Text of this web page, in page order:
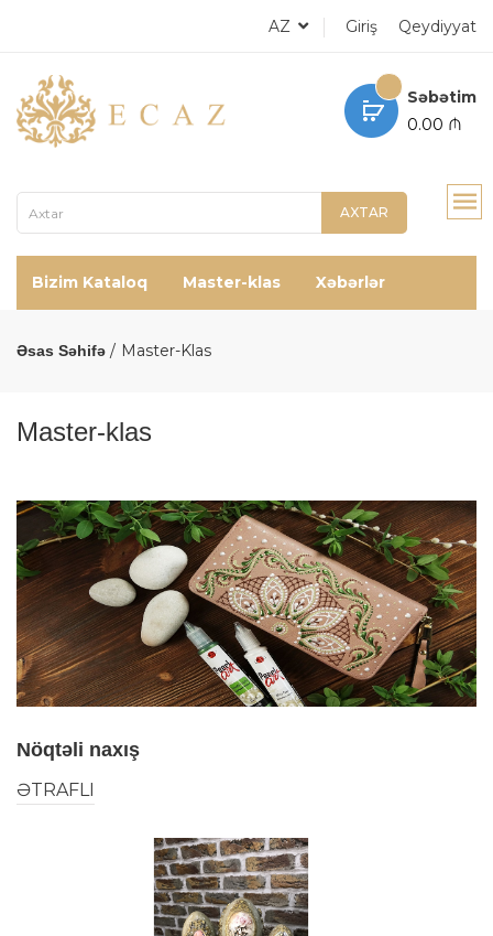
AZ Giriş Qeydiyyat
Səbətim
0.00 ₼
AXTAR
Bizim Kataloq Master-klas Xəbərlər
Əsas Səhifə Master-Klas
Master-klas
Nöqtəli naxış
ƏTRAFLI